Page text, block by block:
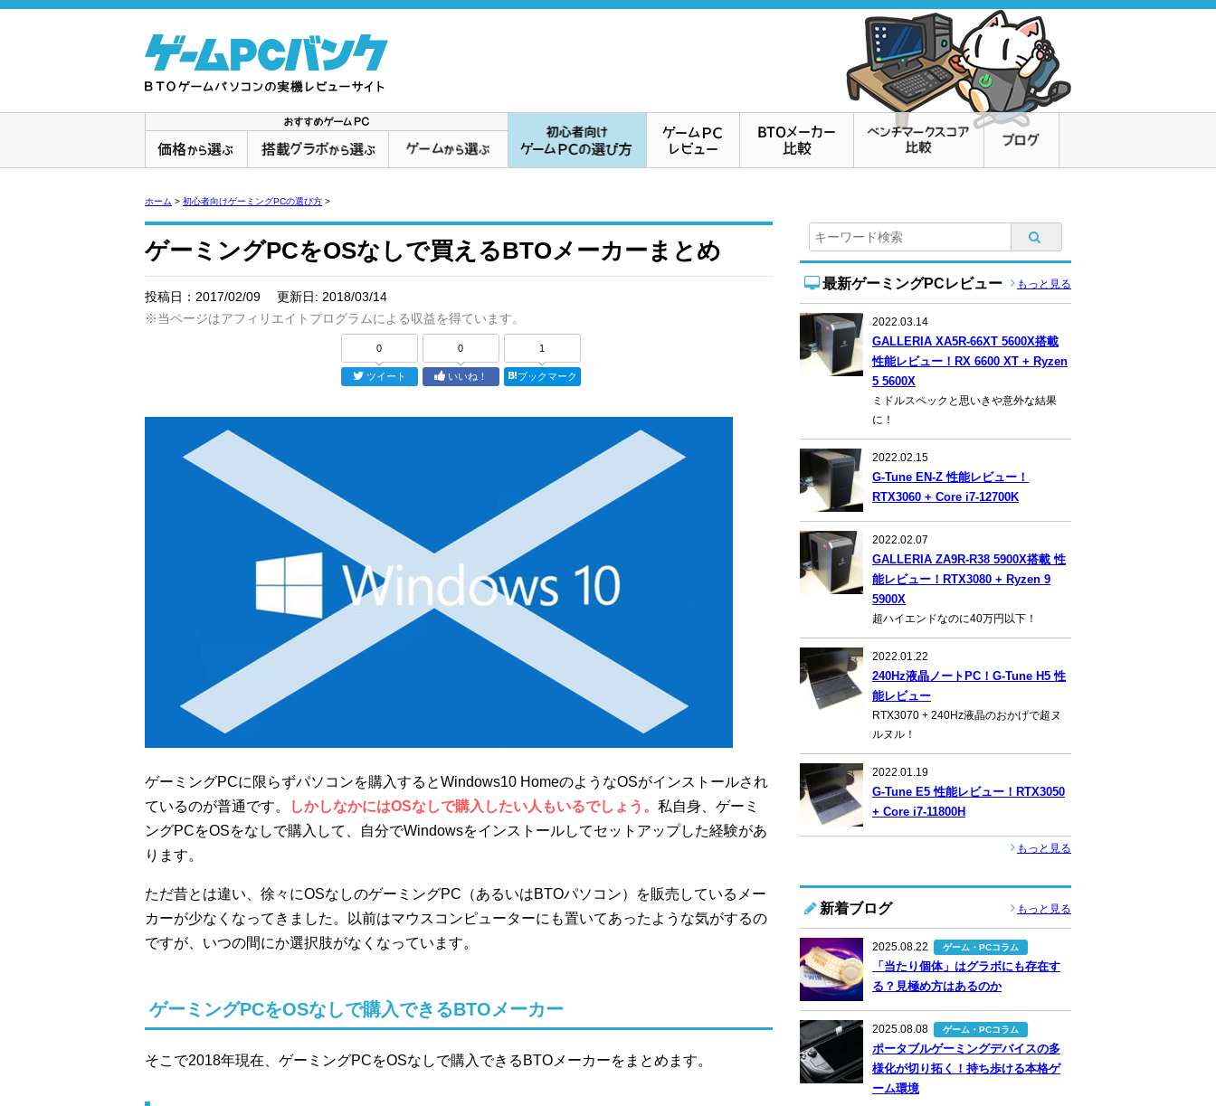
ホーム > 初心者向けゲーミングPCの選び方 >
ゲーミングPCをOSなしで買えるBTOメーカーまとめ
投稿日： 2017/02/09 更新日: 2018/03/14
※当ページはアフィリエイトプログラムによる収益を得ています。
0
ツイート
0
いいね！
1
ブックマーク
ゲーミングPCに限らずパソコンを購入するとWindows10 HomeのようなOSがインストールされ
ているのが普通です。
しかしなかにはOSなしで購入したい人もいるでしょう。 私自身、ゲーミ
ングPCをOSをなしで購入して、自分でWindowsをインストールしてセットアップした経験があ
ります。
ただ昔とは違い、徐々にOSなしのゲーミングPC（あるいはBTOパソコン）を販売しているメー
カーが少なくなってきました。以前はマウスコンピューターにも置いてあったような気がするの
ですが、いつの間にか選択肢がなくなっています。
ゲーミングPCをOSなしで購入できるBTOメーカー
そこで2018年現在、ゲーミングPCをOSなしで購入できるBTOメーカーをまとめます。
最新ゲーミングPCレビュー もっと見る
2022.03.14
GALLERIA XA5R-66XT 5600X搭載
性能レビュー！RX 6600 XT + Ryzen
5 5600X
ミドルスペックと思いきや意外な結果
に！
2022.02.15
G-Tune EN-Z 性能レビュー！
RTX3060 + Core i7-12700K
2022.02.07
GALLERIA ZA9R-R38 5900X搭載 性
能レビュー！RTX3080 + Ryzen 9
5900X
超ハイエンドなのに40万円以下！
2022.01.22
240Hz液晶ノートPC！G-Tune H5 性
能レビュー
RTX3070 + 240Hz液晶のおかげで超ヌ
ルヌル！
2022.01.19
G-Tune E5 性能レビュー！RTX3050
+ Core i7-11800H
もっと見る
新着ブログ もっと見る
2025.08.22 ゲーム・PCコラム
「当たり個体」はグラボにも存在す
る？見極め方はあるのか
2025.08.08 ゲーム・PCコラム
ポータブルゲーミングデバイスの多
様化が切り拓く！持ち歩ける本格ゲ
ーム環境